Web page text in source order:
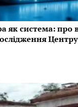
як система: про
Центру